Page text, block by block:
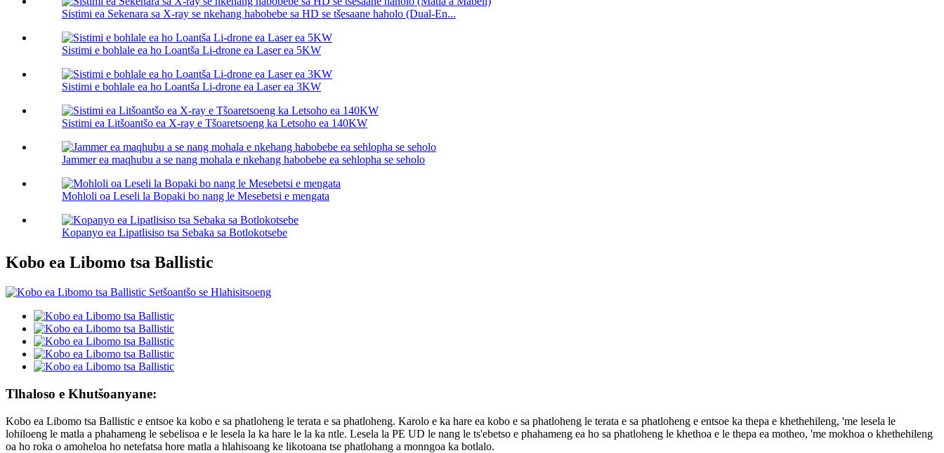
Sistimi ea Sekenara sa X-ray se nkehang habobebe sa HD se tšesaane haholo (Dual-En...
Sistimi e bohlale ea ho Loantša Li-drone ea Laser ea 5KW
Sistimi e bohlale ea ho Loantša Li-drone ea Laser ea 3KW
Sistimi ea Litšoantšo ea X-ray e Tšoaretsoeng ka Letsoho ea 140KW
Jammer ea maqhubu a se nang mohala e nkehang habobebe ea sehlopha se seholo
Mohloli oa Leseli la Bopaki bo nang le Mesebetsi e mengata
Kopanyo ea Lipatlisiso tsa Sebaka sa Botlokotsebe
Kobo ea Libomo tsa Ballistic
Tlhaloso e Khutšoanyane:
Kobo ea Libomo tsa Ballistic e entsoe ka kobo e sa phatloheng le terata e sa phatloheng. Karolo e ka hare ea kobo e sa phatloheng le terata e sa phatloheng e entsoe ka thepa e khethehileng, 'me lesela le
lohiloeng le matla a phahameng le sebelisoa e le lesela la ka hare le la ka ntle. Lesela la PE UD le nang le ts'ebetso e phahameng ea ho sa phatloheng le khethoa e le thepa ea motheo, 'me mokhoa o khethehileng
oa ho roka o amoheloa ho netefatsa hore matla a hlahisoang ke likotoana tse phatlohang a monngoa ka botlalo.